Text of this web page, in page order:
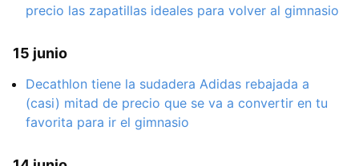
precio las zapatillas ideales para volver al gimnasio
15 junio
Decathlon tiene la sudadera Adidas rebajada a
(casi) mitad de precio que se va a convertir en tu
favorita para ir el gimnasio